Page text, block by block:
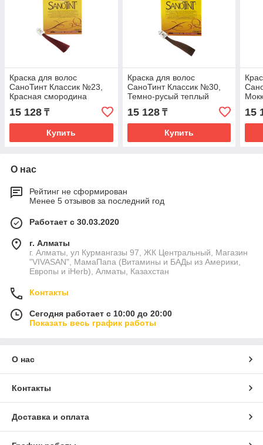
Краска для волос
СаноТинт Классик №23,
Красная смородина
15 128 ₸
Купить
Краска для волос
СаноТинт Классик №30,
Темно-русый теплый
15 128₸
Купить
15
О нас
Рейтинг не сформирован
Менее 5 отзывов за последний год
Работает с 30.03.2020
г. Алматы
г. Алматы, ул Курмангазы 97, ЖК Центральный, Магазин
"VIVASAN", МамаПапа (Витамины и БАДы из Америки,
Европы и iHerb), Алматы, Казахстан
Контакты
Сегодня работает с 10:00 до 20:00
Показать весь график работы
О нас
Контакты
Доставка и оплата